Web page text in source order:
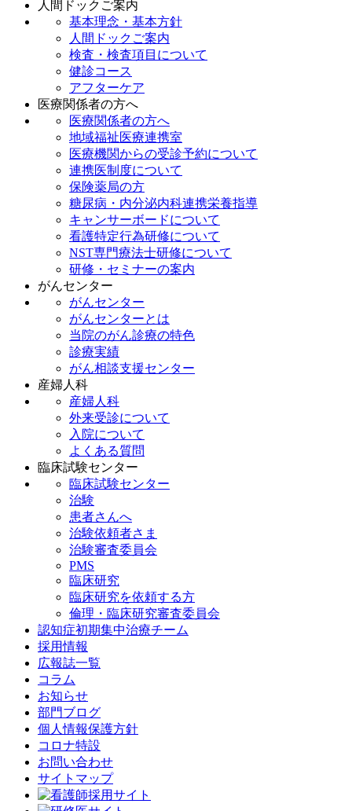
人間ドックご案内
基本理念・基本方針
人間ドックご案内
検査・検査項目について
健診コース
アフターケア
医療関係者の方へ
医療関係者の方へ
地域福祉医療連携室
医療機関からの受診予約について
連携医制度について
保険薬局の方
糖尿病・内分泌内科連携栄養指導
キャンサーボードについて
看護特定行為研修について
NST専門療法士研修について
研修・セミナーの案内
がんセンター
がんセンター
がんセンターとは
当院のがん診療の特色
診療実績
がん相談支援センター
産婦人科
産婦人科
外来受診について
入院について
よくある質問
臨床試験センター
臨床試験センター
治験
患者さんへ
治験依頼者さま
治験審査委員会
PMS
臨床研究
臨床研究を依頼する方
倫理・臨床研究審査委員会
認知症初期集中治療チーム
採用情報
広報誌一覧
コラム
お知らせ
部門ブログ
個人情報保護方針
コロナ特設
お問い合わせ
サイトマップ